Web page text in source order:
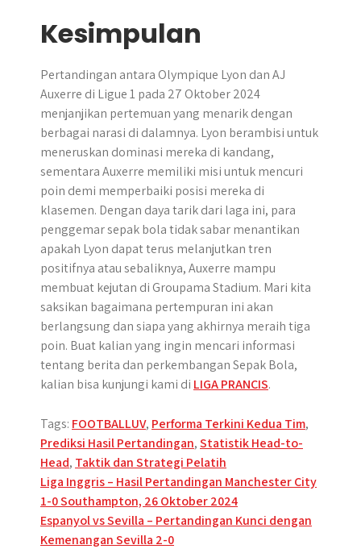
Kesimpulan
Pertandingan antara Olympique Lyon dan AJ
Auxerre di Ligue 1 pada 27 Oktober 2024
menjanjikan pertemuan yang menarik dengan
berbagai narasi di dalamnya.​ Lyon berambisi untuk
meneruskan dominasi mereka di kandang,
sementara Auxerre memiliki misi untuk mencuri
poin demi memperbaiki posisi mereka di
klasemen. Dengan daya tarik dari laga ini, para
penggemar sepak bola tidak sabar menantikan
apakah Lyon dapat terus melanjutkan tren
positifnya atau sebaliknya, Auxerre mampu
membuat kejutan di Groupama Stadium. Mari kita
saksikan bagaimana pertempuran ini akan
berlangsung dan siapa yang akhirnya meraih tiga
poin. Buat kalian yang ingin mencari informasi
tentang berita dan perkembangan Sepak Bola,
kalian bisa kunjungi kami di LIGA PRANCIS.
Tags: FOOTBALLUV, Performa Terkini Kedua Tim,
Prediksi Hasil Pertandingan,Statistik Head-to-
Head, Taktik dan Strategi Pelatih
Post
navigation
Liga Inggris – Hasil Pertandingan Manchester City
1-0 Southampton, 26 Oktober 2024
Espanyol vs Sevilla – Pertandingan Kunci dengan
Kemenangan Sevilla 2-0